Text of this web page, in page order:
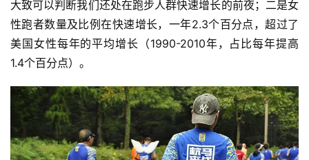
大致可以判断我们还处在跑步人群快速增长的前夜；二是女
性跑者数量及比例在快速增长，一年2.3个百分点，超过了
美国女性每年的平均增长（1990-2010年，占比每年提高
1.4个百分点）。